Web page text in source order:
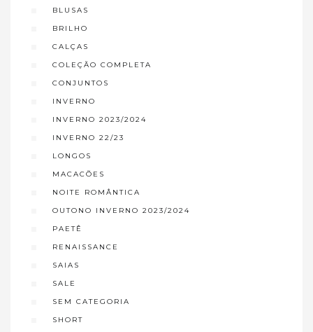
BLUSAS
BRILHO
CALÇAS
COLEÇÃO COMPLETA
CONJUNTOS
INVERNO
INVERNO 2023/2024
INVERNO 22/23
LONGOS
MACACÕES
NOITE ROMÂNTICA
OUTONO INVERNO 2023/2024
PAETÊ
RENAISSANCE
SAIAS
SALE
SEM CATEGORIA
SHORT